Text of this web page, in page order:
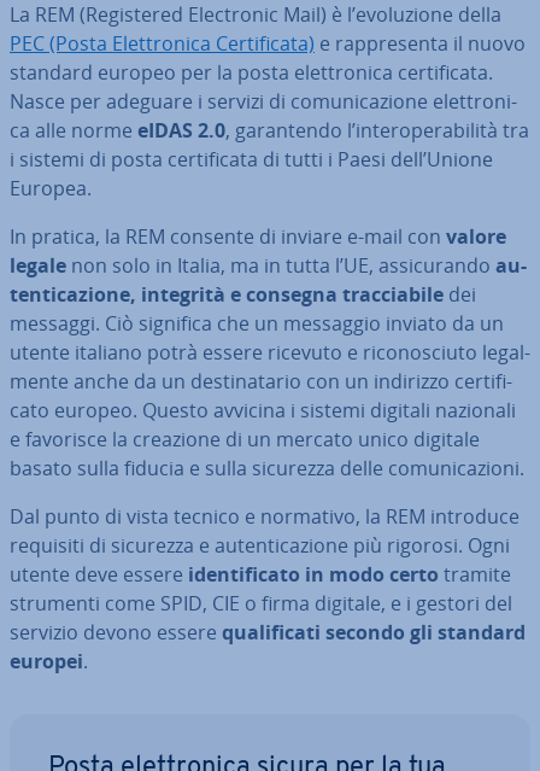
La REM (Re­gi­ste­red Elec­tro­nic Mail) è l’evo­lu­zio­ne della
PEC (Posta Elet­tro­ni­ca Cer­ti­fi­ca­ta) e rap­pre­sen­ta il nuovo
standard europeo per la posta elet­tro­ni­ca cer­ti­fi­ca­ta.
Nasce per adeguare i servizi di co­mu­ni­ca­zio­ne elet­tro­ni­
ca alle norme eIDAS 2.0, ga­ran­ten­do l’in­te­ro­pe­ra­bi­li­tà tra
i sistemi di posta cer­ti­fi­ca­ta di tutti i Paesi dell’Unione
Europea.
In pratica, la REM consente di inviare e-mail con valore
legale non solo in Italia, ma in tutta l’UE, as­si­cu­ran­do au­
ten­ti­ca­zio­ne, integrità e consegna trac­cia­bi­le dei
messaggi. Ciò significa che un messaggio inviato da un
utente italiano potrà essere ricevuto e ri­co­no­sciu­to le­gal­
men­te anche da un de­sti­na­ta­rio con un indirizzo cer­ti­fi­
ca­to europeo. Questo avvicina i sistemi digitali nazionali
e favorisce la creazione di un mercato unico digitale
basato sulla fiducia e sulla sicurezza delle co­mu­ni­ca­zio­ni.
Dal punto di vista tecnico e normativo, la REM introduce
requisiti di sicurezza e au­ten­ti­ca­zio­ne più rigorosi. Ogni
utente deve essere iden­ti­fi­ca­to in modo certo tramite
strumenti come SPID, CIE o firma digitale, e i gestori del
servizio devono essere qua­li­fi­ca­ti secondo gli standard
europei.